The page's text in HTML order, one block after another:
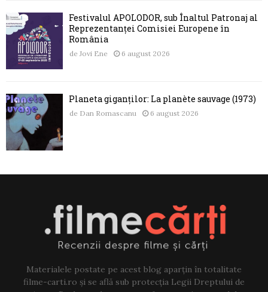
Festivalul APOLODOR, sub Înaltul Patronaj al
Reprezentanței Comisiei Europene în
România
de Jovi Ene 6 august 2026
Planeta giganților: La planète sauvage (1973)
de Dan Romascanu 6 august 2026
Materialele postate pe acest blog aparțin în totalitate
filme-carti.ro și se află sub protecția Legii Dreptului de